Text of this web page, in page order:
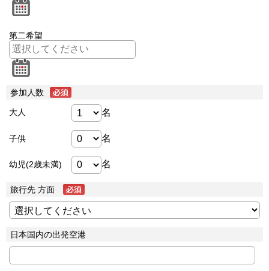
第二希望
参加人数
大人 名
子供 名
幼児(2歳未満) 名
旅行先 方面
日本国内の出発空港